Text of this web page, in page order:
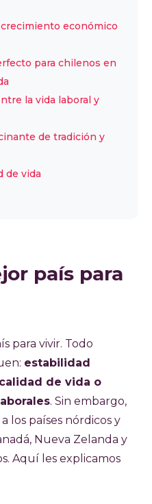
económico
para chilenos en
la vida laboral y
de tradición y
de vida
país para
para vivir. Todo
estabilidad
de vida o
. Sin embargo,
los países nórdicos y
Nueva Zelanda y
Aquí les explicamos